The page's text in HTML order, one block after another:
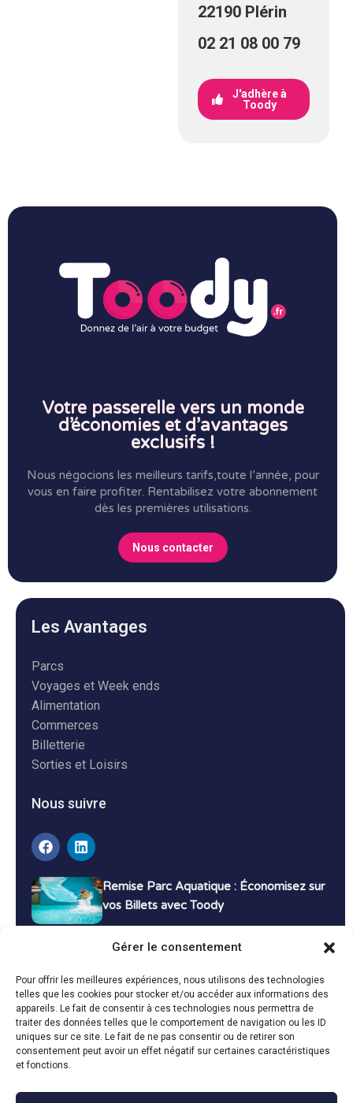
Gérer le consentement
Pour offrir les meilleures expériences, nous utilisons des technologies
telles que les cookies pour stocker et/ou accéder aux informations des
appareils. Le fait de consentir à ces technologies nous permettra de
traiter des données telles que le comportement de navigation ou les ID
uniques sur ce site. Le fait de ne pas consentir ou de retirer son
consentement peut avoir un effet négatif sur certaines caractéristiques
et fonctions.
22190 Plérin
02 21 08 00 79
J'adhère à
Toody
Votre passerelle vers un monde
d’économies et d’avantages
exclusifs !
Nous négocions les meilleurs tarifs,toute l’année, pour
vous en faire profiter. Rentabilisez votre abonnement
dès les premières utilisations.
Nous contacter
Les Avantages
Parcs
Voyages et Week ends
Alimentation
Commerces
Billetterie
Sorties et Loisirs
Nous suivre
Remise Parc Aquatique : Économisez sur
vos Billets avec Toody
Bons Plans Voyage : Économisez sur vos
Vacances avec Toody
13 décembre 2024 Bon plans